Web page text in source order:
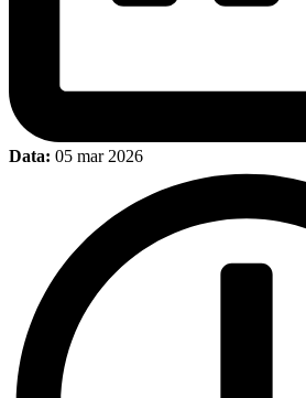
Data: 05 mar 2026